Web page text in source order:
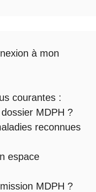
à mon
courantes :
MDPH ?
reconnues
espace
MDPH ?